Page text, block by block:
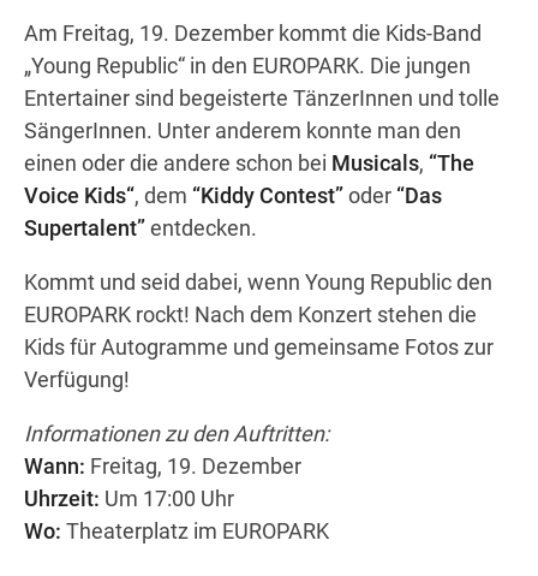
Wegbeschreibung erhalten
Am Freitag, 19. Dezember kommt die Kids-Band
„Young Republic“ in den EUROPARK. Die jungen
Entertainer sind begeisterte TänzerInnen und tolle
SängerInnen. Unter anderem konnte man den
einen oder die andere schon bei Musicals, “The
Voice Kids“, dem “Kiddy Contest”oder “Das
Supertalent”entdecken.
Kommt und seid dabei, wenn Young Republic den
EUROPARK rockt! Nach dem Konzert stehen die
Kids für Autogramme und gemeinsame Fotos zur
Verfügung!
Informationen zu den Auftritten:
Wann: Freitag, 19. Dezember
Uhrzeit: Um 17:00 Uhr
Wo: Theaterplatz im EUROPARK